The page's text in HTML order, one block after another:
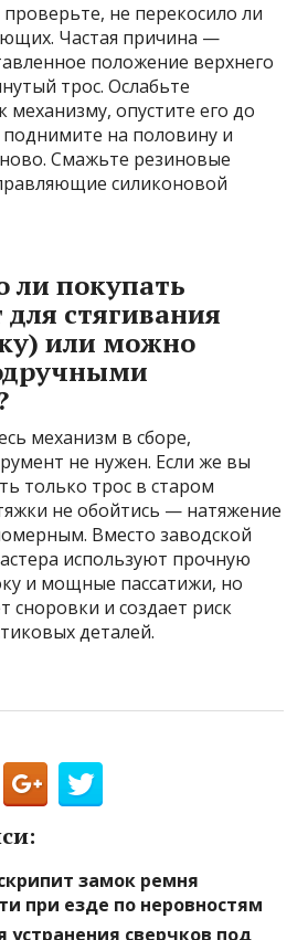
не перекосило ли
Частая причина —
положение верхнего
трос. Ослабьте
механизму, опустите его до
на половину и
Смажьте резиновые
силиконовой
ли покупать
стягивания
или можно
механизм в сборе,
не нужен. Если же вы
только трос в старом
не обойтись — натяжение
Вместо заводской
используют прочную
и мощные пассатижи, но
сноровки и создает риск
деталей.
замок ремня
при езде по неровностям
устранения сверчков под